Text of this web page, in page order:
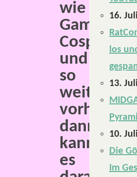
wie
Gaming,
Cosplay
und
so
weiter
dann
kann
es
16.
los
13.
10.
Die
Im